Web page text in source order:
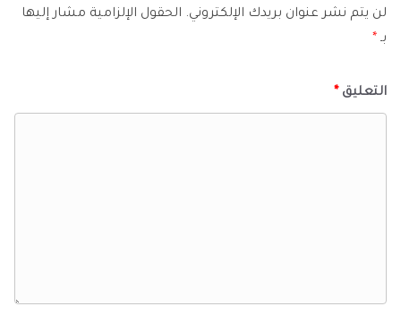
لن يتم نشر عنوان بريدك الإلكتروني. الحقول الإلزامية مشار إليها
بـ *
التعليق *